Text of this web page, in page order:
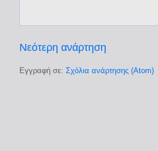
Νεότερη ανάρτηση
Εγγραφή σε: Σχόλια ανάρτησης (Atom)